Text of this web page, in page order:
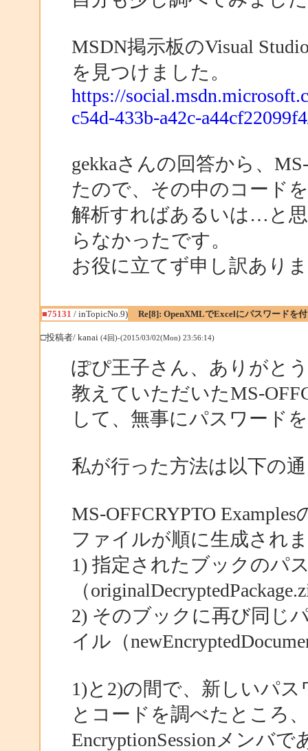
MSDN掲示板のVisual
を見つけました。
https://
c54d-433b-a42c-
gekkaさんの回答から、
たので、その中のコードを
解析すればあるいは…と
らなかったです。
お役に立てず申し訳あり
■75131 / inTopicNo.9) Re[8]: OpenXMLでExcelにパスワードを
□投稿者/ kanai (4回)-(2015/03/02(Mon) 23:56:14)
ぽぴ王子さん、ありがと
教えていただいたMS-
して、無事にパスワード
私が行った方法は以下の
MS-OFFCRYPTO
ファイルが順に生成され
1) 指定されたブックのパ
（
2) そのブックに再び同じ
イル（
1)と2)の間で、新しいパ
とコードを調べたところ、
EncryptionSessionメンバで